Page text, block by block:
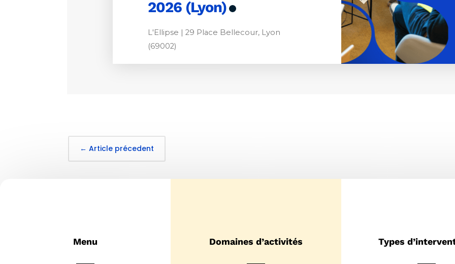
2026 (Lyon)
L'Ellipse | 29 Place Bellecour, Lyon
(69002)
←Article précedent
Menu Domaines d’activités Types